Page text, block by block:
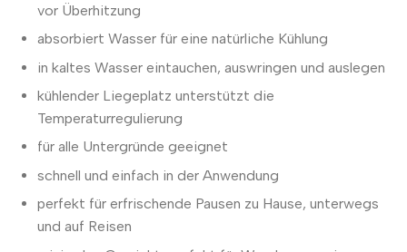
vor Überhitzung
absorbiert Wasser für eine natürliche Kühlung
in kaltes Wasser eintauchen, auswringen und auslegen
kühlender Liegeplatz unterstützt die
Temperaturregulierung
für alle Untergründe geeignet
schnell und einfach in der Anwendung
perfekt für erfrischende Pausen zu Hause, unterwegs
und auf Reisen